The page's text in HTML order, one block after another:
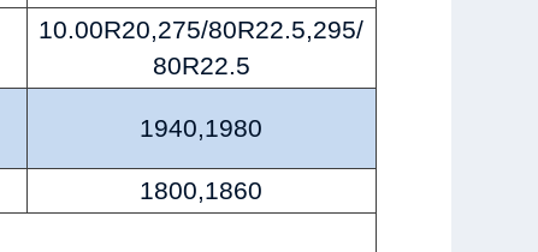
10.00R20,275/80R22.5,295/
80R22.5
1940,1980
1800,1860